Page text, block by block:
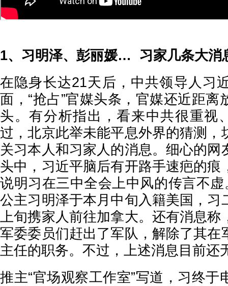
1、 习明泽、彭丽媛… 习家几条大消
在隐身长达21天后，中共领导人习
面，“抢占”官媒头条，官媒还近距离
头。有分析指出，看来中共很重视
过，北京此举未能平息外界的猜测，
关习本人和习家人的消息。细心的网
头中，习近平脑后有开路手速疤的痕
说明习在三中全会上中风的传言不
公主习明泽于本月中旬入籍美国，习
上旬携家人前往加拿大。还有消息称
军委委员们赶出了军队，解除了其在
主任的职务。不过，上述消息目前还
推主“官场观察工作室”写道，习终于